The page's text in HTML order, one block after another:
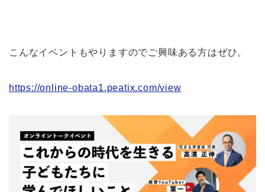
こんなイベントもやりますのでご興味ある方はぜひ。
https://online-obata1.peatix.com/view